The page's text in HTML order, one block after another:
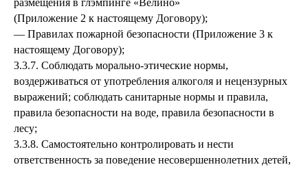
размещения в глэмпинге «Велино»
(Приложение 2 к настоящему Договору);
— Правилах пожарной безопасности (Приложение 3 к
настоящему Договору);
3.3.7. Соблюдать морально-этические нормы,
воздерживаться от употребления алкоголя и нецензурных
выражений; соблюдать санитарные нормы и правила,
правила безопасности на воде, правила безопасности в
лесу;
3.3.8. Самостоятельно контролировать и нести
ответственность за поведение несовершеннолетних детей,